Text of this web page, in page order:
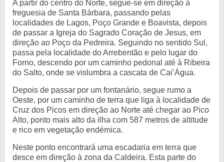
A partir do centro do Norte, segue-se em direção à
freguesia de Santa Bárbara, passando pelas
localidades de Lagos, Poço Grande e Boavista, depois
de passar a Igreja do Sagrado Coração de Jesus, em
direção ao Poço da Pedreira. Seguindo no sentido Sul,
passa pela localidade do Arrebentão e pelo lugar do
Forno, descendo por um caminho pedonal até à Ribeira
do Salto, onde se vislumbra a cascata de Cai’Água.
Depois de passar por um fontanário, segue rumo a
Oeste, por um caminho de terra que liga à localidade de
Cruz dos Picos em direção ao Norte até chegar ao Pico
Alto, ponto mais alto da ilha com 587 metros de altitude
e rico em vegetação endémica.
Neste ponto encontrará uma escadaria em terra que
desce em direção à zona da Caldeira. Esta parte do